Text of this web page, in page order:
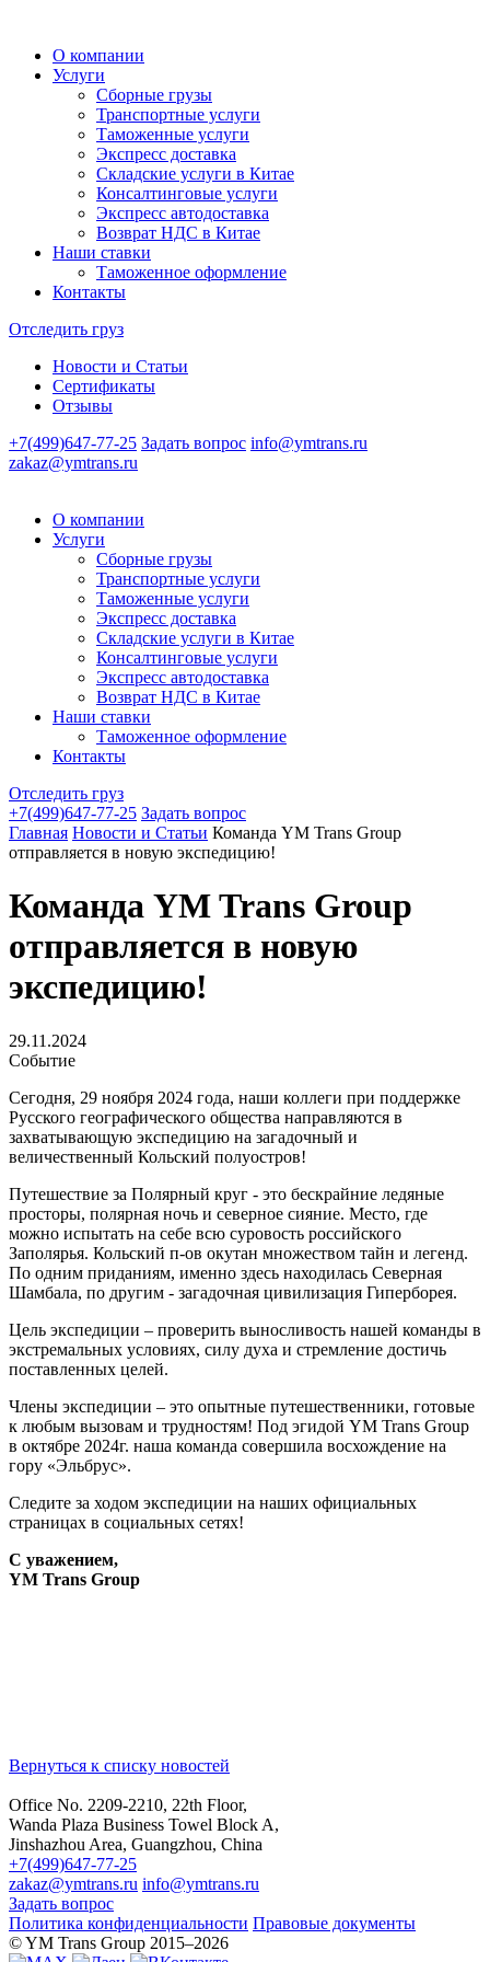
О компании
Услуги
Сборные грузы
Транспортные услуги
Таможенные услуги
Экспресс доставка
Cкладские услуги в Китае
Консалтинговые услуги
Экспресс автодоставка
Возврат НДС в Китае
Наши ставки
Таможенное оформление
Контакты
Отследить груз
Новости и Статьи
Сертификаты
Отзывы
+7(499)647-77-25 Задать вопрос info@ymtrans.ru
zakaz@ymtrans.ru
О компании
Услуги
Сборные грузы
Транспортные услуги
Таможенные услуги
Экспресс доставка
Cкладские услуги в Китае
Консалтинговые услуги
Экспресс автодоставка
Возврат НДС в Китае
Наши ставки
Таможенное оформление
Контакты
Отследить груз
+7(499)647-77-25 Задать вопрос
Главная Новости и Статьи Команда YM Trans Group
отправляется в новую экспедицию!
Команда YM Trans Group
отправляется в новую
экспедицию!
29.11.2024
Событие
Сегодня, 29 ноября 2024 года, наши коллеги при поддержке
Русского географического общества направляются в
захватывающую экспедицию на загадочный и
величественный Кольский полуостров!
Путешествие за Полярный круг - это бескрайние ледяные
просторы, полярная ночь и северное сияние. Место, где
можно испытать на себе всю суровость российского
Заполярья. Кольский п-ов окутан множеством тайн и легенд.
По одним приданиям, именно здесь находилась Северная
Шамбала, по другим - загадочная цивилизация Гиперборея.
Цель экспедиции – проверить выносливость нашей команды в
экстремальных условиях, силу духа и стремление достичь
поставленных целей.
Члены экспедиции – это опытные путешественники, готовые
к любым вызовам и трудностям! Под эгидой YM Trans Group
в октябре 2024г. наша команда совершила восхождение на
гору «Эльбрус».
Следите за ходом экспедиции на наших официальных
страницах в социальных сетях!
С уважением,
YM Trans Group
Вернуться к списку новостей
Office No. 2209-2210, 22th Floor,
Wanda Plaza Business Towel Block A,
Jinshazhou Area, Guangzhou, China
+7(499)647-77-25
zakaz@ymtrans.ru info@ymtrans.ru
Задать вопрос
Политика конфиденциальности Правовые документы
© YM Trans Group 2015–2026